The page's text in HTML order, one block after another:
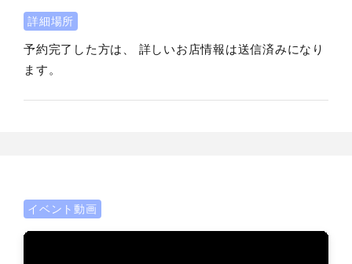
詳細場所
予約完了した方は、 詳しいお店情報は送信済みになり
ます。
イベント動画